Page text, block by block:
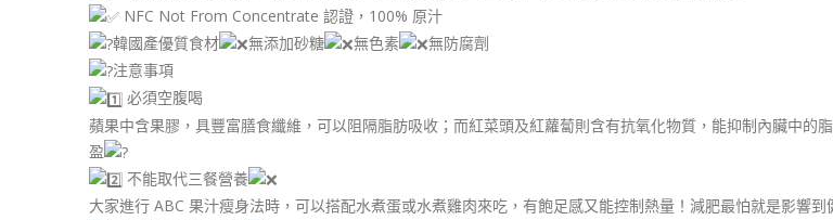
NFC Not From Concentrate 認證，100% 原汁
韓國產優質食材
無添加砂糖 無色素
無防腐劑
注意事項
必須空腹喝
蘋果中含果膠，具豐富膳食纖維，可以阻隔脂肪吸收；而紅菜頭及紅蘿蔔則含有抗氧化物質，能抑制內臟中
盈
不能取代三餐營養
大家進行 ABC 果汁瘦身法時，可以搭配水煮蛋或水煮雞肉來吃，有飽足感又能控制熱量！減肥最怕就是影響到